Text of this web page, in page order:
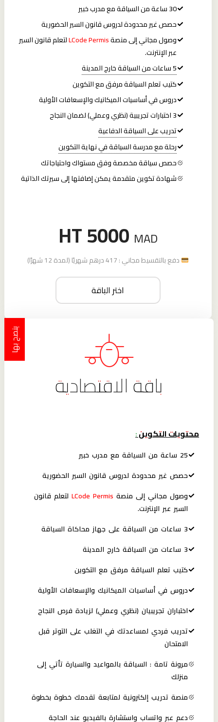
30 ساعة من السياقة مع مدرب خبير
حصص غير محدودة لدروس قانون السير الحضورية
وصول مجاني إلى منصةLCode Permisلتعلم قانون السير
عبر الإنترنت.
5 ساعات من السياقة خارج المدينة
كتيب تعلم السياقة مرفق مع التكوين
دروس في أساسيات الميكانيك والإسعافات الأولية
3 اختبارات تجريبية (نظري وعملي) لضمان النجاح
تدريب على السياقة الدفاعية
رحلة مع مدرسة السياقة في نهاية التكوين
حصص سياقة مخصصة وفق مستواك واحتياجاتك
شهادة تكوين متقدمة يمكن إضافتها إلى سيرتك الذاتية
HT 5000 MAD
دفع بالتقسيط مجاني : 417 درهم شهريًا (لمدة 12 شهرًا)
اختر الباقة
ينصح بها
باقة الاقتصادية
محتويات التكوين :
25 ساعة من السياقة مع مدرب خبير
حصص غير محدودة لدروس قانون السير الحضورية
وصول مجاني إلى منصة LCode Permisلتعلم قانون
السير عبر الإنترنت.
3 ساعات من السياقة على جهاز محاكاة السياقة
3 ساعات من السياقة خارج المدينة
كتيب تعلم السياقة مرفق مع التكوين
دروس في أساسيات الميكانيك والإسعافات الأولية
اختباران تجريبيان (نظري وعملي) لزيادة فرص النجاح
تدريب فردي لمساعدتك في التغلب على التوتر قبل
الامتحان
مرونة تامة : السياقة بالمواعيد والسيارة تأتي إلى
منزلك
منصة تدريب إلكترونية لمتابعة تقدمك خطوة بخطوة
دعم عبر واتساب واستشارة بالفيديو عند الحاجة